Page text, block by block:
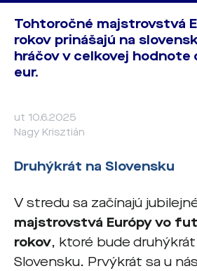
Tohtoročné majstrovstvá
rokov prinášajú na
hráčov v celkovej hodnote
eur.
ut 10.6.2025
Nagy Krisztián
Druhýkrát na Slovensku
V stredu sa začínajú
majstrovstvá Európy vo
rokov, ktoré bude
Slovensku. Prvýkrát sa u